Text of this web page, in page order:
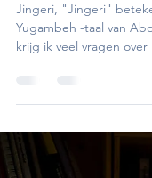
Lifecoaching
krijg ik veel vragen
Under. En ja, deze
healing of stemvorken.